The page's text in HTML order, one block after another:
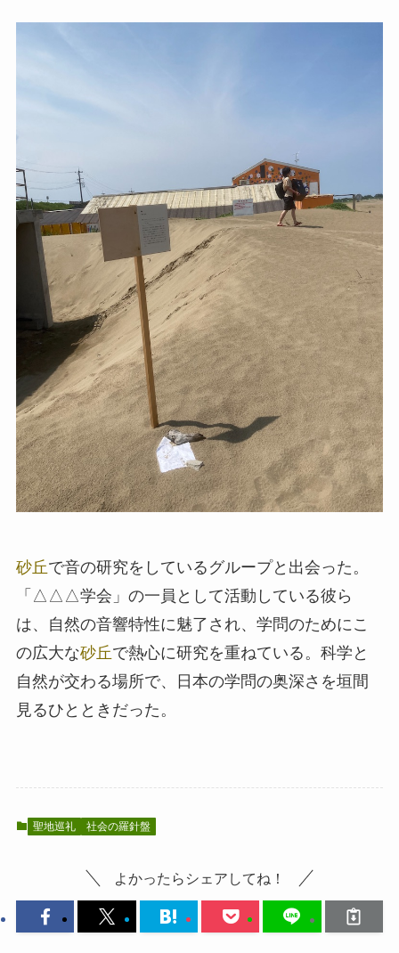
砂丘で音の研究をしているグループと出会った。
「△△△学会」の一員として活動している彼ら
は、自然の音響特性に魅了され、学問のためにこ
の広大な砂丘で熱心に研究を重ねている。科学と
自然が交わる場所で、日本の学問の奥深さを垣間
見るひとときだった。
聖地巡礼 社会の羅針盤
よかったらシェアしてね！